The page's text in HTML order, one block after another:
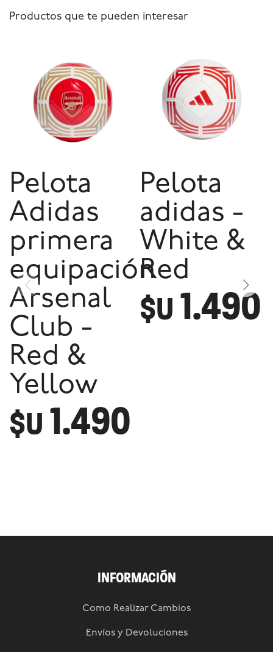
Productos que te pueden interesar
Pelota
Adidas
primera
equipación
Arsenal
Club -
Red &
Yellow
$U 1.490
Pelota
adidas -
White &
Red
$U 1.490
INFORMACIÓN
Como Realizar Cambios
Envíos y Devoluciones